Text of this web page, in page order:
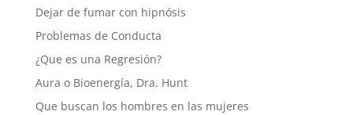
Dejar de fumar con hipnósis
Problemas de Conducta
¿Que es una Regresión?
Aura o Bioenergía, Dra. Hunt
Que buscan los hombres en las mujeres